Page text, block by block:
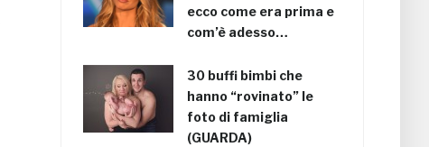
ecco come era prima e
com’è adesso…
30 buffi bimbi che
hanno “rovinato” le
foto di famiglia
(GUARDA)